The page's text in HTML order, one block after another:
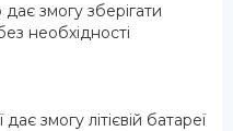
змогу зберігати
необхідності
змогу літієвій батареї